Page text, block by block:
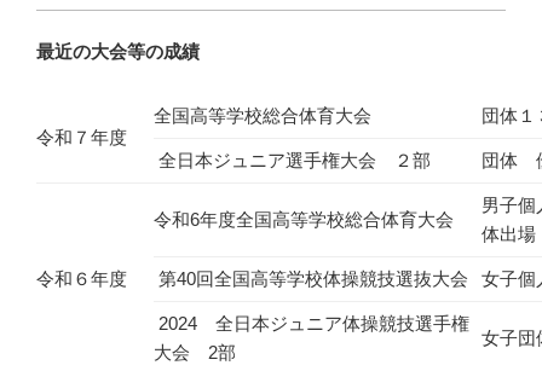
最近の大会等の成績
令和７年度
全国高等学校総合体育大会 団体１
全日本ジュニア選手権大会 ２部 団体
令和６年度
令和6年度全国高等学校総合体育大会
男子個
体出場
第40回全国高等学校体操競技選抜大会 女子個
2024 全日本ジュニア体操競技選手権
大会 2部
女子団